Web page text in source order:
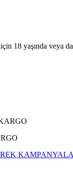
18 yaşında veya